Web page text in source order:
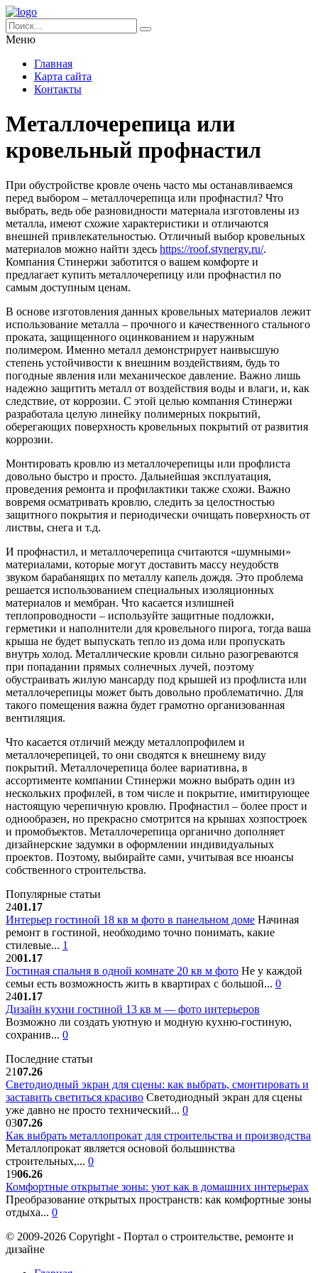
Меню
Главная
Карта сайта
Контакты
Металлочерепица или
кровельный профнастил
При обустройстве кровле очень часто мы останавливаемся
перед выбором – металлочерепица или профнастил? Что
выбрать, ведь обе разновидности материала изготовлены из
металла, имеют схожие характеристики и отличаются
внешней привлекательностью. Отличный выбор кровельных
материалов можно найти здесь https://roof.stynergy.ru/.
Компания Стинержи заботится о вашем комфорте и
предлагает купить металлочерепицу или профнастил по
самым доступным ценам.
В основе изготовления данных кровельных материалов лежит
использование металла – прочного и качественного стального
проката, защищенного оцинкованием и наружным
полимером. Именно металл демонстрирует наивысшую
степень устойчивости к внешним воздействиям, будь то
погодные явления или механическое давление. Важно лишь
надежно защитить металл от воздействия воды и влаги, и, как
следствие, от коррозии. С этой целью компания Стинержи
разработала целую линейку полимерных покрытий,
оберегающих поверхность кровельных покрытий от развития
коррозии.
Монтировать кровлю из металлочерепицы или профлиста
довольно быстро и просто. Дальнейшая эксплуатация,
проведения ремонта и профилактики также схожи. Важно
вовремя осматривать кровлю, следить за целостностью
защитного покрытия и периодически очищать поверхность от
листвы, снега и т.д.
И профнастил, и металлочерепица считаются «шумными»
материалами, которые могут доставить массу неудобств
звуком барабанящих по металлу капель дождя. Это проблема
решается использованием специальных изоляционных
материалов и мембран. Что касается излишней
теплопроводности – используйте защитные подложки,
герметики и наполнители для кровельного пирога, тогда ваша
крыша не будет выпускать тепло из дома или пропускать
внутрь холод. Металлические кровли сильно разогреваются
при попадании прямых солнечных лучей, поэтому
обустраивать жилую мансарду под крышей из профлиста или
металлочерепицы может быть довольно проблематично. Для
такого помещения важна будет грамотно организованная
вентиляция.
Что касается отличий между металлопрофилем и
металлочерепицей, то они сводятся к внешнему виду
покрытий. Металлочерепица более вариативна, в
ассортименте компании Стинержи можно выбрать один из
нескольких профилей, в том числе и покрытие, имитирующее
настоящую черепичную кровлю. Профнастил – более прост и
однообразен, но прекрасно смотрится на крышах хозпостроек
и промобъектов. Металлочерепица органично дополняет
дизайнерские задумки в оформлении индивидуальных
проектов. Поэтому, выбирайте сами, учитывая все нюансы
собственного строительства.
Популярные статьи
2401.17
Интерьер гостиной 18 кв м фото в панельном доме Начиная
ремонт в гостиной, необходимо точно понимать, какие
стилевые... 1
2001.17
Гостиная спальня в одной комнате 20 кв м фото Не у каждой
семьи есть возможность жить в квартирах с большой... 0
2401.17
Дизайн кухни гостиной 13 кв м — фото интерьеров
Возможно ли создать уютную и модную кухню-гостиную,
сохранив... 0
Последние статьи
2107.26
Светодиодный экран для сцены: как выбрать, смонтировать и
заставить светиться красиво Светодиодный экран для сцены
уже давно не просто технический... 0
0307.26
Как выбрать металлопрокат для строительства и производства
Металлопрокат является основой большинства
строительных,... 0
1906.26
Комфортные открытые зоны: уют как в домашних интерьерах
Преобразование открытых пространств: как комфортные зоны
отдыха... 0
© 2009-2026 Copyright - Портал о строительстве, ремонте и
дизайне